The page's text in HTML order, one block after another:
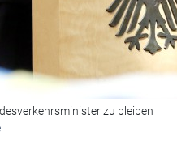
zu bleiben